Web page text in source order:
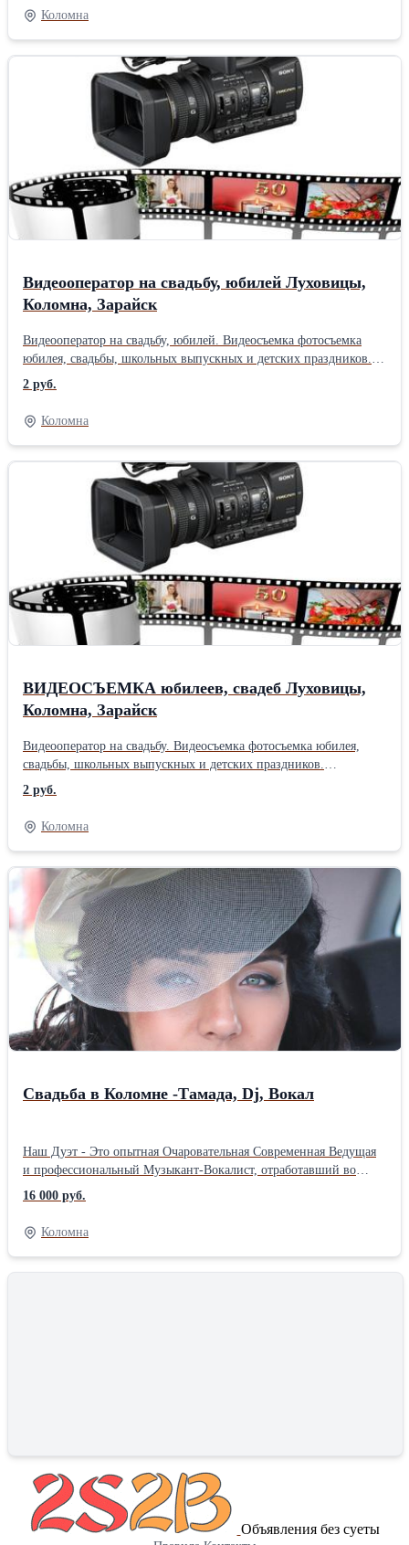
из ситца - белье из бязи - белье по ГОСТу для гостиниц Качество
подтверждено сертификатом. Наша продукция комфортна, не
теряет форму и устойчива к стиркам. Доставка по России. тел:
+7-925-550-12-65 Светлана. тел: +7-926-726-53-83
Коломна
Видеооператор на свадьбу, юбилей Луховицы,
Коломна, Зарайск
Видеооператор на свадьбу, юбилей. Видеосъемка фотосъемка
юбилея, свадьбы, школьных выпускных и детских праздников.
Постановочные и репортажные кадры. Full HD качество.
Монтаж, использование спецэффектов, графики, музыкальное
оформление фильма, индивидуальный подход. Готовый
материал на флешке. Луховицы, Коломна, Зарайск.
2 руб.
Коломна
ВИДЕОСЪЕМКА юбилеев, свадеб Луховицы,
Коломна, Зарайск
Видеооператор на свадьбу. Видеосъемка фотосъемка юбилея,
свадьбы, школьных выпускных и детских праздников.
Постановочные и репортажные кадры. Full HD качество.
Монтаж, использование спецэффектов, графики, музыкальное
оформление фильма, индивидуальный подход. Готовый
материал на флешке. Луховицы, Коломна, Зарайск.
2 руб.
Коломна
Свадьба в Коломне -Тамада, Dj, Вокал
Наш Дуэт - Это опытная Очаровательная Современная Ведущая
и профессиональный Музыкант-Вокалист, отработавший во
многих ресторанах Коломны, Москвы и Зарубежом, более 18 лет.
Поэтому наша программа насыщена различными
Музыкальными, Вокальными и Интелектуальными номерами.
Дабы торжественное мероприятие получилось по-настоящему
интересным, оригинальным и насыщенным, Вам необходимо
16 000 руб.
Коломна
Объявления без суеты